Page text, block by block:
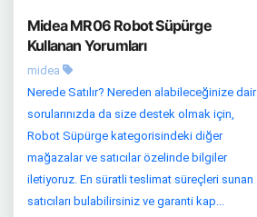
Midea MR06 Robot Süpürge
Kullanan Yorumları
midea
Nerede Satılır? Nereden alabileceğinize dair
sorularınızda da size destek olmak için,
Robot Süpürge kategorisindeki diğer
mağazalar ve satıcılar özelinde bilgiler
iletiyoruz. En süratli teslimat süreçleri sunan
satıcıları bulabilirsiniz ve garanti kap...